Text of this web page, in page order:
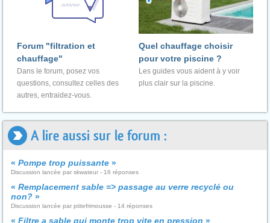
Forum "filtration et
chauffage"
Dans le forum, posez vos
questions, consultez celles des
autres, entraidez-vous.
Quel chauffage choisir
pour votre piscine ?
Les guides vous aident à y voir
plus clair sur la piscine.
A lire aussi sur le forum :
« Pompe trop puissante »
Discussion lancée par skwateur - 16 réponses
« Remplacement sable => passage au verre recyclé ou
non? »
Discussion lancée par ptitefrimousse - 14 réponses
« Filtre a sable qui monte trop vite en pression »